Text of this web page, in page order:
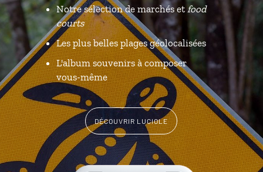
Notre sélection de marchés et food
courts
Les plus belles plages géolocalisées
L'album souvenirs à composer
vous-même
DÉCOUVRIR LUCIOLE